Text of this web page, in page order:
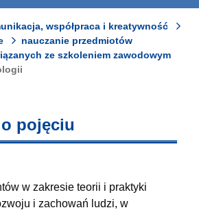
współpraca i kreatywność
nauczanie przedmiotów
ze szkoleniem zawodowym
pojęciu
w zakresie teorii i praktyki
i zachowań ludzi, w